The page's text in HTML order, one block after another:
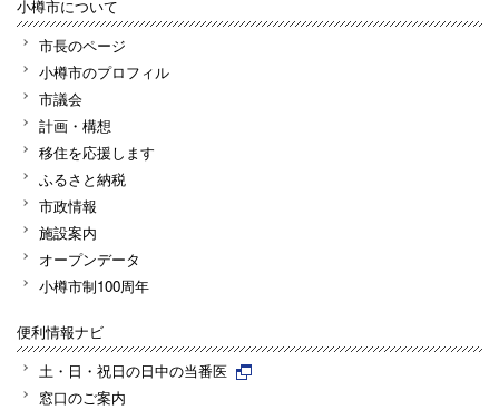
小樽市について
市長のページ
小樽市のプロフィル
市議会
計画・構想
移住を応援します
ふるさと納税
市政情報
施設案内
オープンデータ
小樽市制100周年
便利情報ナビ
土・日・祝日の日中の当番医
窓口のご案内